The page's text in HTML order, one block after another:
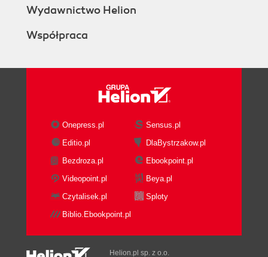
Wydawnictwo Helion
Współpraca
Onepress.pl
Sensus.pl
Editio.pl
DlaBystrzakow.pl
Bezdroza.pl
Ebookpoint.pl
Videopoint.pl
Beya.pl
Czytalisek.pl
Sploty
Biblio.Ebookpoint.pl
Helion.pl sp. z o.o.